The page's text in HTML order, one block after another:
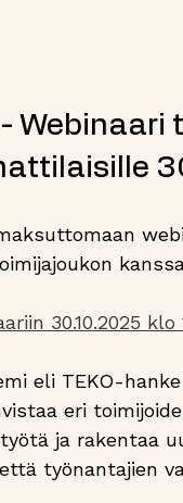
Webinaari
30.10.2025 klo
eli TEKO-
eri
ja rakentaa
työnantajien